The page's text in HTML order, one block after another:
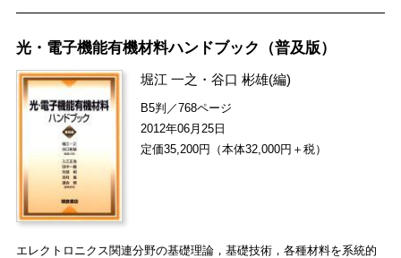
光・電子機能有機材料ハンドブック（普及版）
堀江 一之 ・谷口 彬雄(編)
B5判／768ページ
2012年06月25日
定価35,200円（本体32,000円＋税）
エレクトロニクス関連分野の基礎理論，基礎技術，各種材料を系統的